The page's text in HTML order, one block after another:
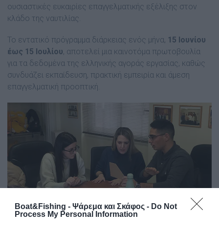
Boat&Fishing - Ψάρεμα και Σκάφος - Do Not
Process My Personal Information
ουσιαστικές ευκαιρίες επαγγελματικής εξέλιξης στον
κλάδο της ναυτιλίας.
Το εντατικό πρόγραμμα διάρκειας ενός μήνα, 15 Ιουνίου
έως 15 Ιουλίου, αποτελεί μια καινοτόμα πρωτοβουλία
για τα δεδομένα της ελληνικής αγοράς εργασίας, καθώς
συνδυάζει εκπαίδευση, πρακτική εμπειρία και άμεση
επαγγελματική προοπτική.